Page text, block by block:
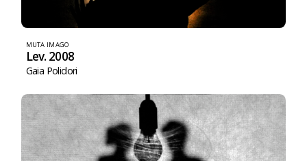
MUTA IMAGO
Lev. 2008
Gaia Polidori